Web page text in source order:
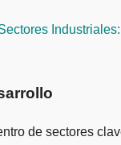
Industriales:
de sectores